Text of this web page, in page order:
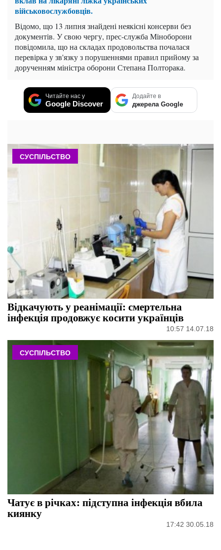
військовослужбовців.
Відомо, що 13 липня знайдені неякісні консерви без
документів. У свою чергу, прес-служба Міноборони
повідомила, що на складах продовольства почалася
перевірка у зв'язку з порушеннями правил прийому за
дорученням міністра оборони Степана Полторака.
Читайте нас у
Google Discover
Додайте в
джерела Google
СУСПІЛЬСТВО
Відкачують у реанімації: смертельна
інфекція продовжує косити українців
10:57 14.07.18
СУСПІЛЬСТВО
Чатує в річках: підступна інфекція вбила
киянку
17:42 30.05.18